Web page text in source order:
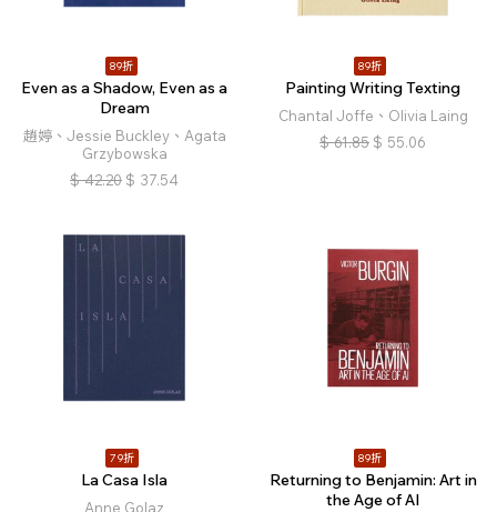
89折
Even as a Shadow, Even as a
Dream
趙婷、Jessie Buckley、Agata
Grzybowska
$ 42.20 $ 37.54
89折
Painting Writing Texting
Chantal Joffe、Olivia Laing
$ 61.85 $ 55.06
79折
La Casa Isla
Anne Golaz
89折
Returning to Benjamin: Art in
the Age of AI